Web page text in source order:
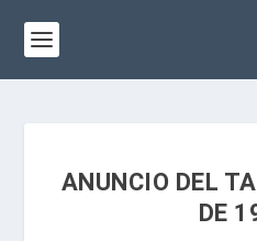
ANUNCIO DEL
DE